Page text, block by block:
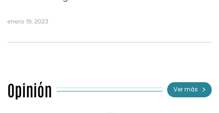
enero 19, 2023
Opinión Ver más